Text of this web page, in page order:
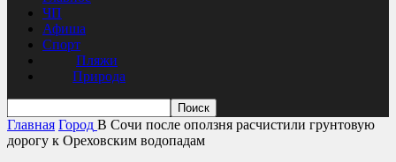
ЧП
Афиша
Спорт
Пляжи
Природа
Главная Город В Сочи после оползня расчистили грунтовую
дорогу к Ореховским водопадам